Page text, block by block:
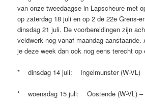
van onze tweedaagse in Lapscheure met
op zaterdag 18 juli en op 2 de 22e Grens-
dinsdag 21 juli. De voorbereidingen zijn
veldwerk nog vanaf maandag aanstaande.
je deze week dan ook nog eens terecht op
* dinsdag 14 juli: Ingelmunster (W-VL)
* woensdag 15 juli: Oostende (W-VL) –